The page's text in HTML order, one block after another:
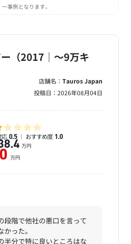
事例となります。
（2017｜～9万キ
店舗名： Tauros Japan
投稿日： 2026年08月04日
応 0.5 おすすめ度 1.0
万円
万円
段階で他社の悪口を言って
った。
半分で特に良いところはな